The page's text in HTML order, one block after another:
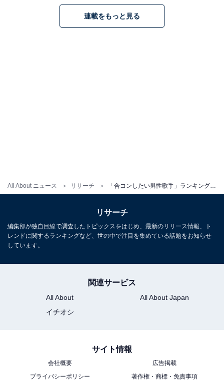
All About ニュース リサーチ
（あやかし）』をデジタルリリース。ドラマの内容とリ
ンクする哲学的なメッセージが盛り込まれた歌詞にも注
1位：優里
連載をもっと見る
リサーチ
編集部が独自目線で調査したトピックスをはじめ、最新のリリース情報、ト
レンドに関するランキングなど、世の中で注目を集めている話題をお知らせ
しています。
関連サービス
All About
All About Japan
イチオシ
サイト情報
会社概要
広告掲載
プライバシーポリシー
著作権・商標・免責事項